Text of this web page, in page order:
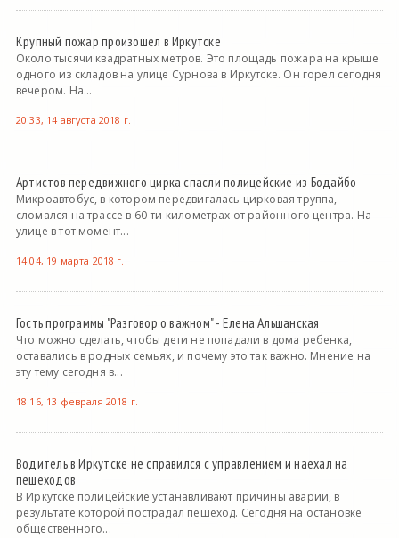
Крупный пожар произошел в Иркутске
Около тысячи квадратных метров. Это площадь пожара на крыше
одного из складов на улице Сурнова в Иркутске. Он горел сегодня
вечером. На...
20:33, 14 августа 2018 г.
Артистов передвижного цирка спасли полицейские из Бодайбо
Микроавтобус, в котором передвигалась цирковая труппа,
сломался на трассе в 60-ти километрах от районного центра. На
улице в тот момент...
14:04, 19 марта 2018 г.
Гость программы "Разговор о важном" - Елена Альшанская
Что можно сделать, чтобы дети не попадали в дома ребенка,
оставались в родных семьях, и почему это так важно. Мнение на
эту тему сегодня в...
18:16, 13 февраля 2018 г.
Водитель в Иркутске не справился с управлением и наехал на
пешеходов
В Иркутске полицейские устанавливают причины аварии, в
результате которой пострадал пешеход. Сегодня на остановке
общественного...